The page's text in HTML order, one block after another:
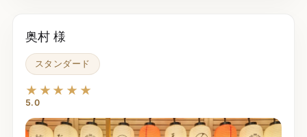
奥村 様
スタンダード
★★★★★
5.0